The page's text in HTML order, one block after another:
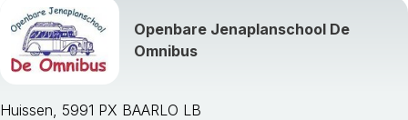
Openbare Jenaplanschool De
Omnibus
Huissen, 5991 PX BAARLO LB